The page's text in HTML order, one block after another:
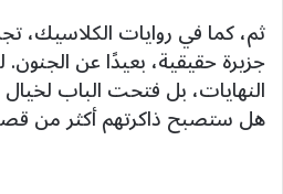
ثم، كما في روايات الكلاسيك،
جزيرة حقيقية، بعيدًا عن
النهايات، بل فتحت الباب
هل ستصبح ذاكرتهم أكثر من